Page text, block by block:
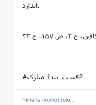
اندازد.
ج ۲، ص ۱۵۷، ح ۳۳
#شب_یلدا_مبارک🍉
Читать полностью…